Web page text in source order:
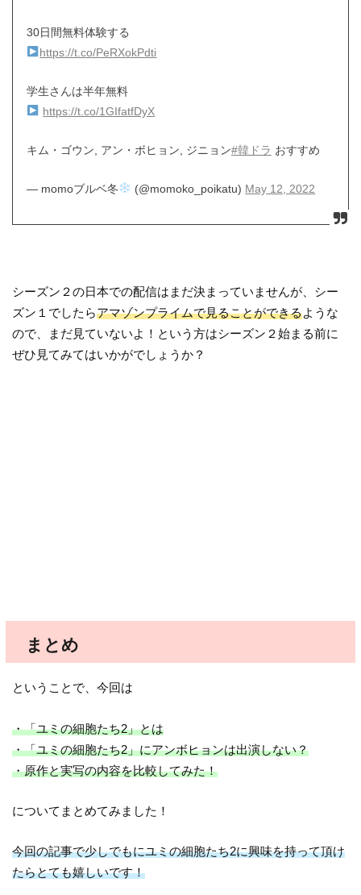
30日間無料体験する
https://t.co/PeRXokPdti
学生さんは半年無料
https://t.co/1GIfatfDyX
キム・ゴウン, アン・ボヒョン, ジニョン#韓ドラ おすすめ
— momoブルベ冬 (@momoko_poikatu) May 12, 2022
シーズン２の日本での配信はまだ決まっていませんが、シー
ズン１でしたらアマゾンプライムで見ることができるような
ので、まだ見ていないよ！という方はシーズン２始まる前に
ぜひ見てみてはいかがでしょうか？
まとめ
ということで、今回は
・「ユミの細胞たち2」とは
・「ユミの細胞たち2」にアンボヒョンは出演しない？
・原作と実写の内容を比較してみた！
についてまとめてみました！
今回の記事で少しでもにユミの細胞たち2に興味を持って頂け
たらとても嬉しいです！